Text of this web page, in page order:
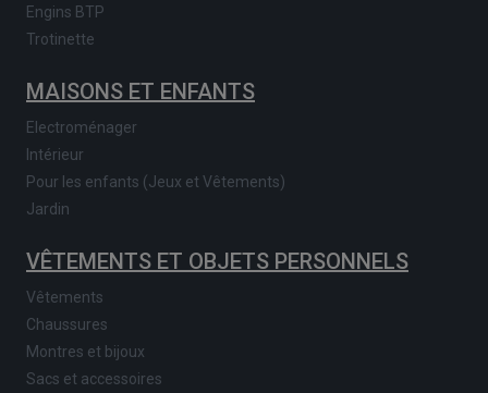
Engins BTP
Trotinette
MAISONS ET ENFANTS
Electroménager
Intérieur
Pour les enfants (Jeux et Vêtements)
Jardin
VÊTEMENTS ET OBJETS PERSONNELS
Vêtements
Chaussures
Montres et bijoux
Sacs et accessoires